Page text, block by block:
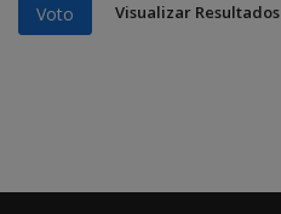
Voto Visualizar Resultados